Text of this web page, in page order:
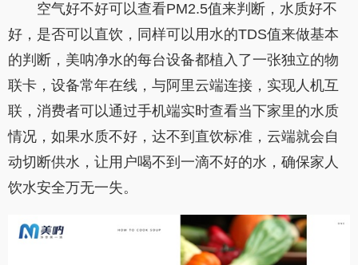
空气好不好可以查看PM2.5值来判断，水质好不
好，是否可以直饮，同样可以用水的TDS值来做基本
的判断，美呐净水的每台设备都植入了一张独立的物
联卡，设备常年在线，与阿里云端连接，实现人机互
联，消费者可以通过手机端实时查看当下家里的水质
情况，如果水质不好，达不到直饮标准，云端就会自
动切断供水，让用户喝不到一滴不好的水，确保家人
饮水安全万无一失。